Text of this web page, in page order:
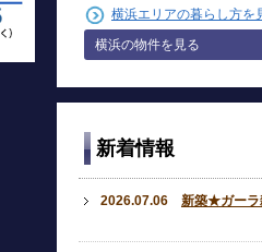
横浜エリアの暮らし方を
横浜の物件を見る
新着情報
2026.07.06 新築★ガーラ